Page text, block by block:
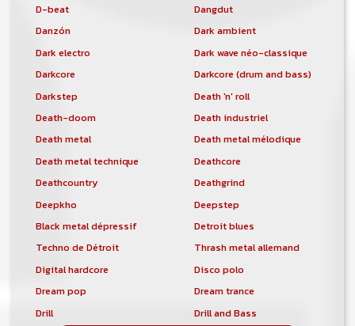
D-beat
Dangdut
Danzón
Dark ambient
Dark electro
Dark wave néo-classique
Darkcore
Darkcore (drum and bass)
Darkstep
Death 'n' roll
Death-doom
Death industriel
Death metal
Death metal mélodique
Death metal technique
Deathcore
Deathcountry
Deathgrind
Deepkho
Deepstep
Black metal dépressif
Detroit blues
Techno de Détroit
Thrash metal allemand
Digital hardcore
Disco polo
Dream pop
Dream trance
Drill
Drill and Bass